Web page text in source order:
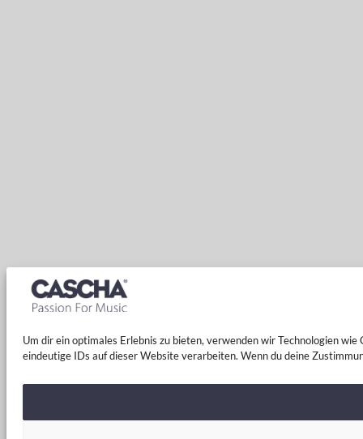
Um dir ein optimales Erlebnis zu bieten, verwenden wir Technologien
eindeutige IDs auf dieser Website verarbeiten. Wenn du deine